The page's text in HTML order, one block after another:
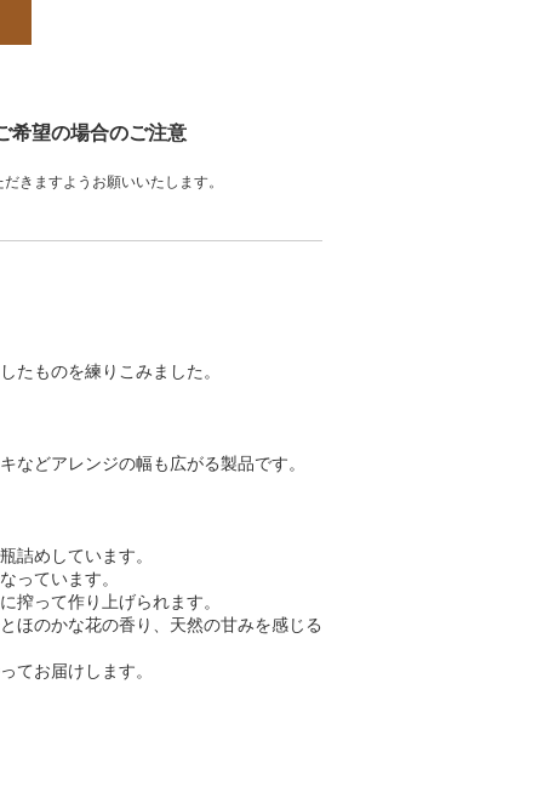
希望の場合のご注意
きますようお願いいたします。
たものを練りこみました。
などアレンジの幅も広がる製品です。
詰めしています。
っています。
搾って作り上げられます。
ほのかな花の香り、天然の甘みを感じる
てお届けします。